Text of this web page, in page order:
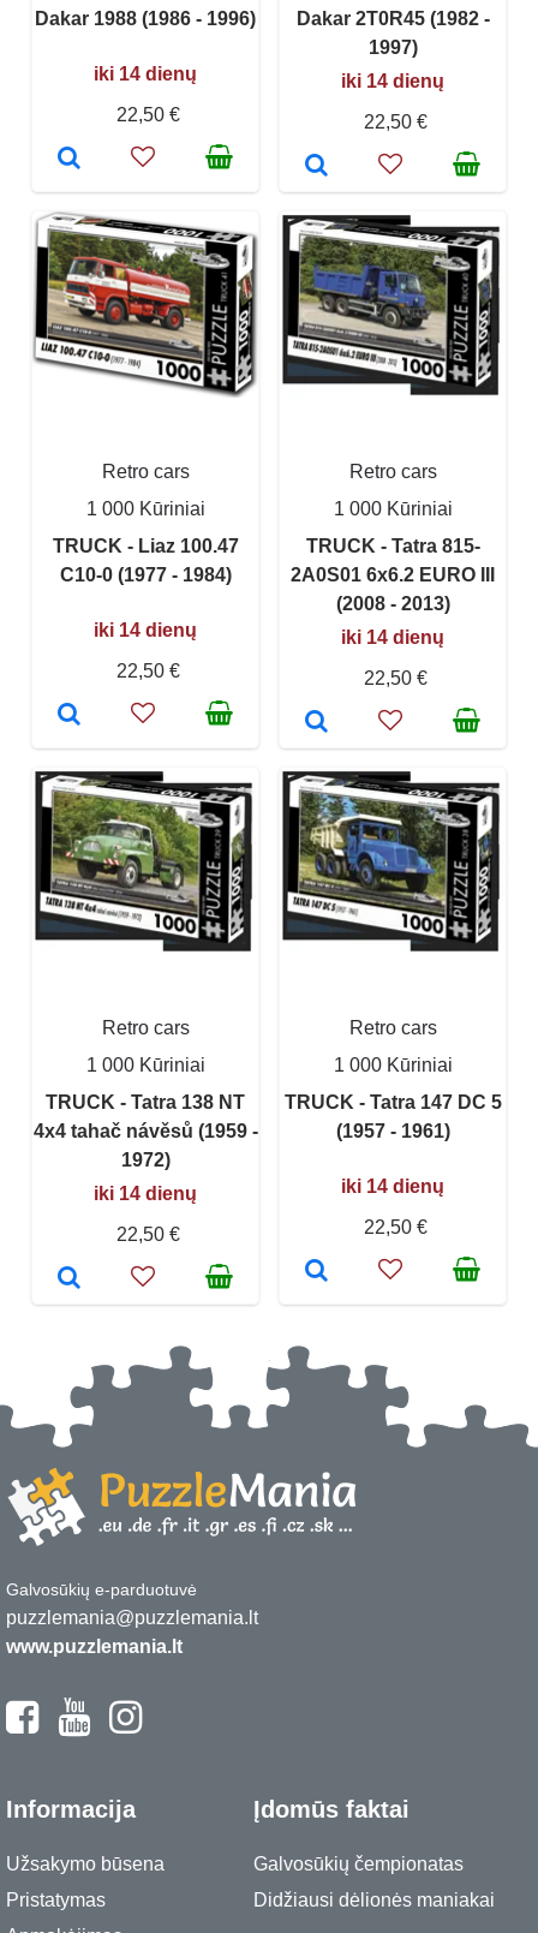
Dakar 1988 (1986 - 1996)
iki 14 dienų
22,50 €
Dakar 2T0R45 (1982 -
1997)
iki 14 dienų
22,50 €
Retro cars
1 000 Kūriniai
TRUCK - Liaz 100.47
C10-0 (1977 - 1984)
iki 14 dienų
22,50 €
Retro cars
1 000 Kūriniai
TRUCK - Tatra 815-
2A0S01 6x6.2 EURO III
(2008 - 2013)
iki 14 dienų
22,50 €
Retro cars
1 000 Kūriniai
TRUCK - Tatra 138 NT
4x4 tahač návěsů (1959 -
1972)
iki 14 dienų
22,50 €
Retro cars
1 000 Kūriniai
TRUCK - Tatra 147 DC 5
(1957 - 1961)
iki 14 dienų
22,50 €
Galvosūkių e-parduotuvė
puzzlemania@puzzlemania.lt
www.puzzlemania.lt
Informacija
Užsakymo būsena
Pristatymas
Įdomūs faktai
Galvosūkių čempionatas
Didžiausi dėlionės maniakai